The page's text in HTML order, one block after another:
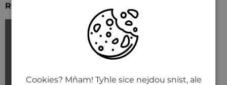
Recept: kimchi sendvič
Cookies? Mňam! Tyhle sice nejdou sníst, ale